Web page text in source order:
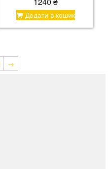
Додати в кошик
→